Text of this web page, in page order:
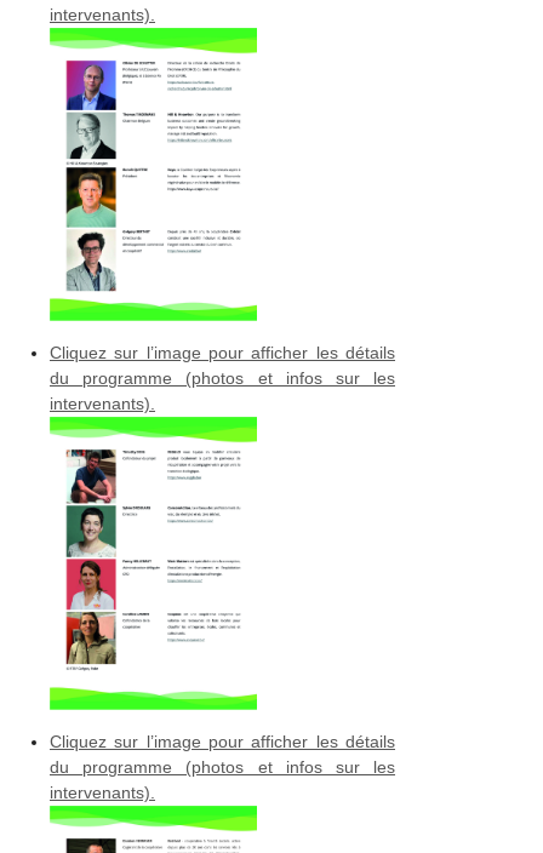
intervenants).
Cliquez sur l’image pour afficher les détails
du programme (photos et infos sur les
intervenants).
Cliquez sur l’image pour afficher les détails
du programme (photos et infos sur les
intervenants).